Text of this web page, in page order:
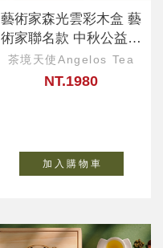
藝術家森光雲彩木盒 藝
術家聯名款 中秋公益、
ESG永續好禮
茶境天使Angelos Tea
NT.1980
加 入 購 物 車